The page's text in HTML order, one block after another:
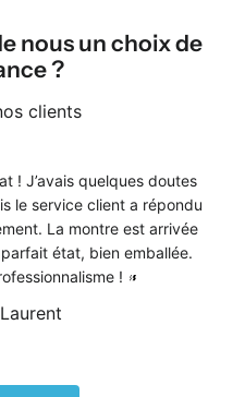
nous un choix de
?
clients
! J’avais quelques doutes
le service client a répondu
La montre est arrivée
état, bien emballée.
!